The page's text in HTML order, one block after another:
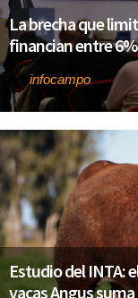
La brecha que
financian entre
Porinfocampo
Estudio del INTA:
vacas Angus